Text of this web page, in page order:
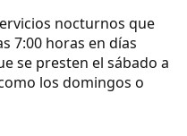
nocturnos que
7:00 horas en días
se presten el sábado a
los domingos o